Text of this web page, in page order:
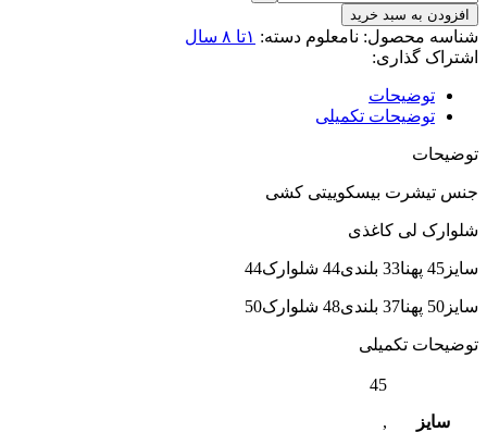
افزودن به سبد خرید
شناسه محصول: نامعلوم دسته: ۱تا ۸ سال
اشتراک گذاری:
توضیحات
توضیحات تکمیلی
توضیحات
جنس تیشرت بیسکوییتی کشی
شلوارک لی کاغذی
سایز45 پهنا33 بلندی44 شلوارک44
سایز50 پهنا37 بلندی48 شلوارک50
توضیحات تکمیلی
سایز
45
,